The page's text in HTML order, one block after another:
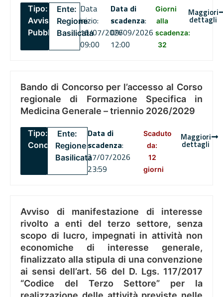
Tipo:
Avviso
Pubblico
Ente:
Regione
Basilicata
Data
inizio:
16/07/2026
09:00
Data di
scadenza:
09/09/2026
12:00
Giorni
alla
scadenza:
32
Maggiori
dettagli
Bando di Concorso per l’accesso al Corso
regionale di Formazione Specifica in
Medicina Generale – triennio 2026/2029
Tipo:
Concorsi
Ente:
Regione
Basilicata
Data di
scadenza:
27/07/2026
23:59
Scaduto
da:
12
giorni
Maggiori
dettagli
Avviso di manifestazione di interesse
rivolto a enti del terzo settore, senza
scopo di lucro, impegnati in attività non
economiche di interesse generale,
finalizzato alla stipula di una convenzione
ai sensi dell’art. 56 del D. Lgs. 117/2017
“Codice del Terzo Settore” per la